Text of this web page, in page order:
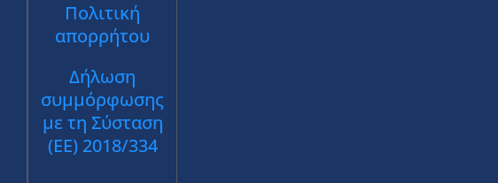
Πολιτική
απορρήτου
Δήλωση
συμμόρφωσης
με τη Σύσταση
(ΕΕ) 2018/334